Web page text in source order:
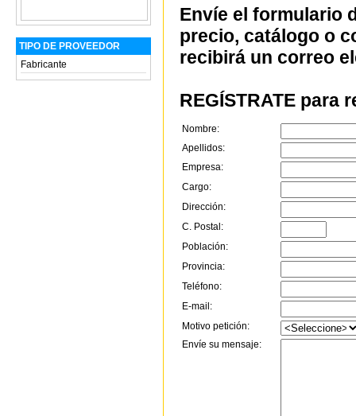
TIPO DE PROVEEDOR
Fabricante
Envíe el formulario
precio, catálogo o
recibirá un correo
REGÍSTRATE para
Nombre:
Apellidos:
Empresa:
Cargo:
Dirección:
C. Postal:
Población:
Provincia:
Teléfono:
E-mail:
Motivo petición:
Envíe su mensaje: